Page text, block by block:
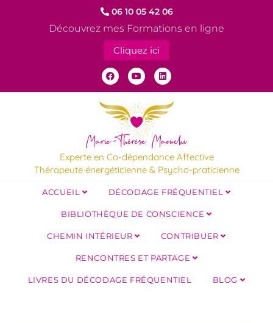
06 10 05 42 06
Découvrez mes Formations en ligne
Cliquez ici
Experte en Co-dépendance Affective
Thérapeute énergéticienne & Psycho-praticienne
ACCUEIL DÉCODAGE FRÉQUENTIEL
BIBLIOTHÈQUE DE CONSCIENCE
CHEMIN INTÉRIEUR CONTRIBUER
RENCONTRES ET PARTAGE
LIVRES DU DÉCODAGE FRÉQUENTIEL BLOG